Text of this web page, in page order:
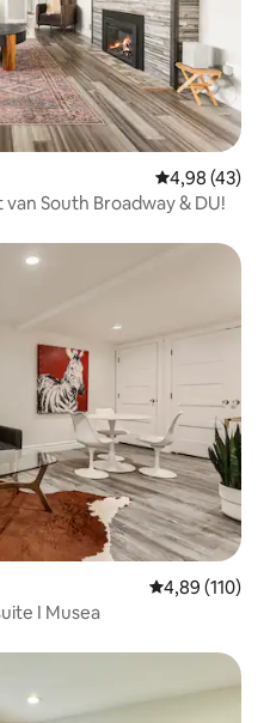
Gemiddelde
4,98 (43)
South Broadway & DU!
Gemiddelde
4,89 (110)
I Musea